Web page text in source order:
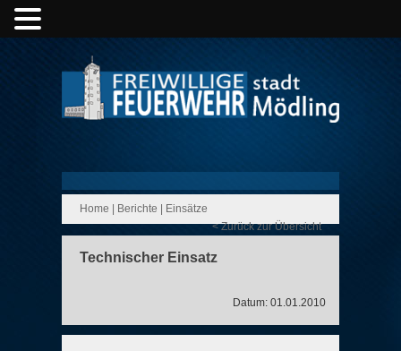
Home Berichte
Einsätze
< Zurück zur Übersicht
Technischer Einsatz
Datum: 01.01.2010